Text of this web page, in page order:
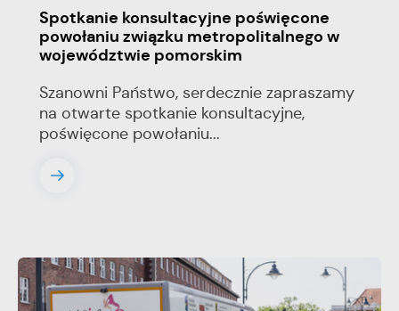
Spotkanie konsultacyjne poświęcone
powołaniu związku metropolitalnego w
województwie pomorskim
Szanowni Państwo, serdecznie zapraszamy
na otwarte spotkanie konsultacyjne,
poświęcone powołaniu...